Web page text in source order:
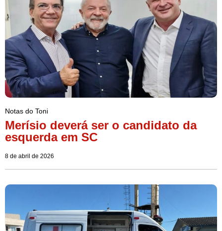
Notas do Toni
Merísio deverá ser o candidato da
esquerda em SC
8 de abril de 2026